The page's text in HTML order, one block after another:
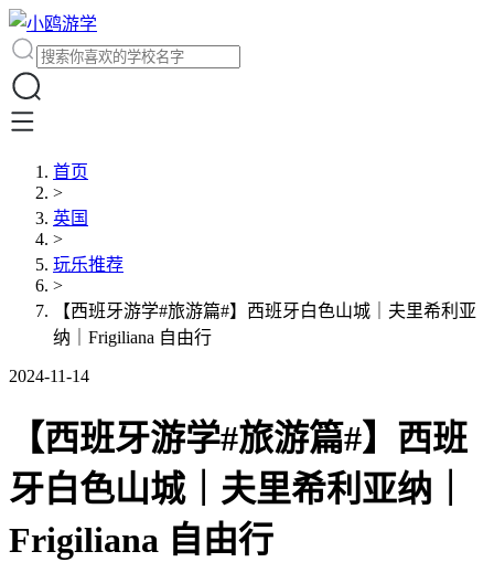
首页
>
英国
>
玩乐推荐
>
【西班牙游学#旅游篇#】西班牙白色山城｜夫里希利亚
纳｜Frigiliana 自由行
2024-11-14
【西班牙游学#旅游篇#】西班
牙白色山城｜夫里希利亚纳｜
Frigiliana 自由行